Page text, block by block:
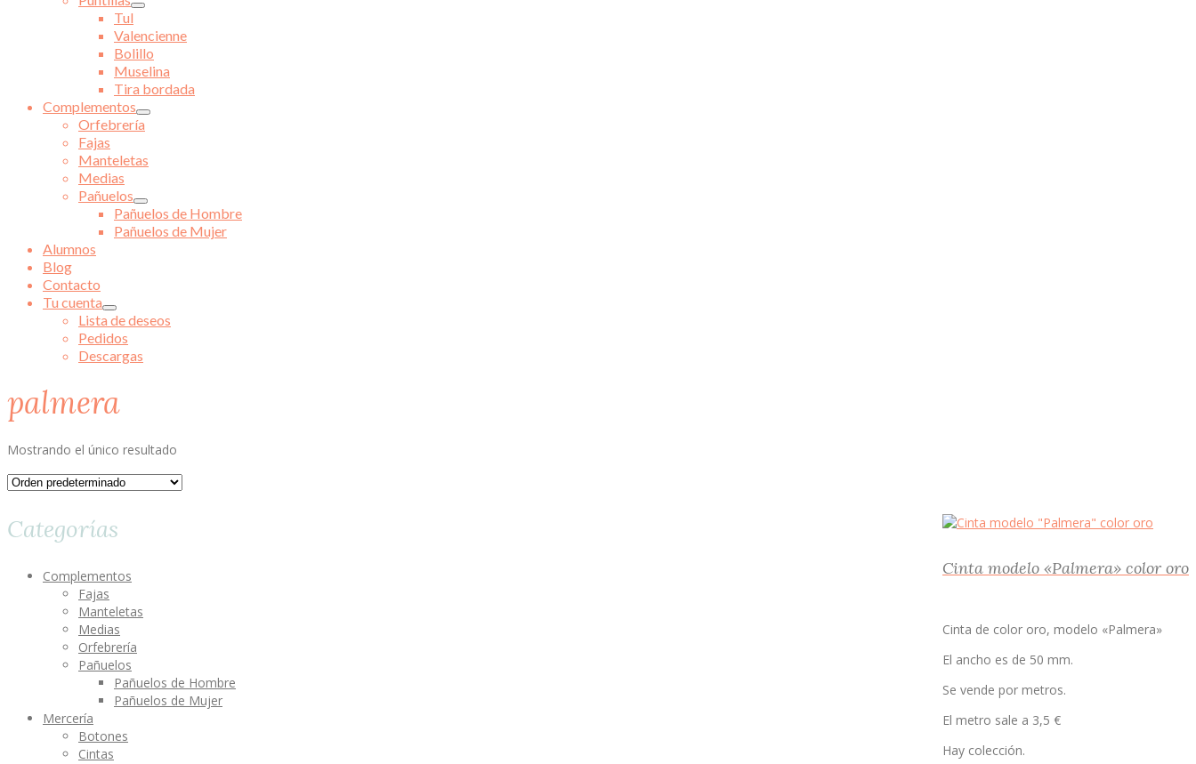
Tul
Valencienne
Bolillo
Muselina
Tira bordada
Complementos
Orfebrería
Fajas
Manteletas
Medias
Pañuelos
Pañuelos de Hombre
Pañuelos de Mujer
Alumnos
Blog
Contacto
Tu cuenta
Lista de deseos
Pedidos
Descargas
palmera
Mostrando el único resultado
Cinta modelo «Palmera» color oro
Cinta de color oro, modelo «Palmera»
El ancho es de 50 mm.
Se vende por metros.
El metro sale a 3,5 €
Hay colección.
Categorías
Complementos
Fajas
Manteletas
Medias
Orfebrería
Pañuelos
Pañuelos de Hombre
Pañuelos de Mujer
Mercería
Botones
Cintas